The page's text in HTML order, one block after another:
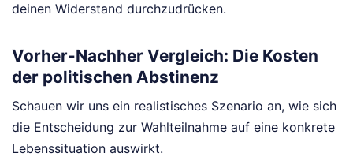
deinen Widerstand durchzudrücken.
Vorher-Nachher Vergleich: Die Kosten
der politischen Abstinenz
Schauen wir uns ein realistisches Szenario an, wie sich
die Entscheidung zur Wahlteilnahme auf eine konkrete
Lebenssituation auswirkt.